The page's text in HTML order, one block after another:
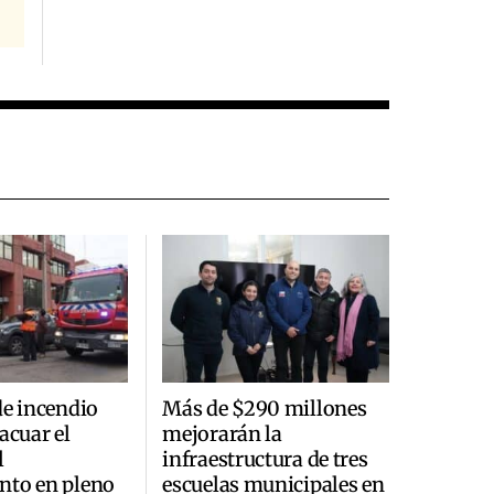
incendio
el
en pleno
Más de $290 millones
mejorarán la
infraestructura de tres
escuelas municipales en